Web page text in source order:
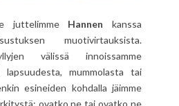
juttelimme Hannen kanssa
muotivirtauksista.
välissä innoissamme
lapsuudesta, mummolasta tai
esineiden kohdalla jäimme
ovatko ne tai ovatko ne